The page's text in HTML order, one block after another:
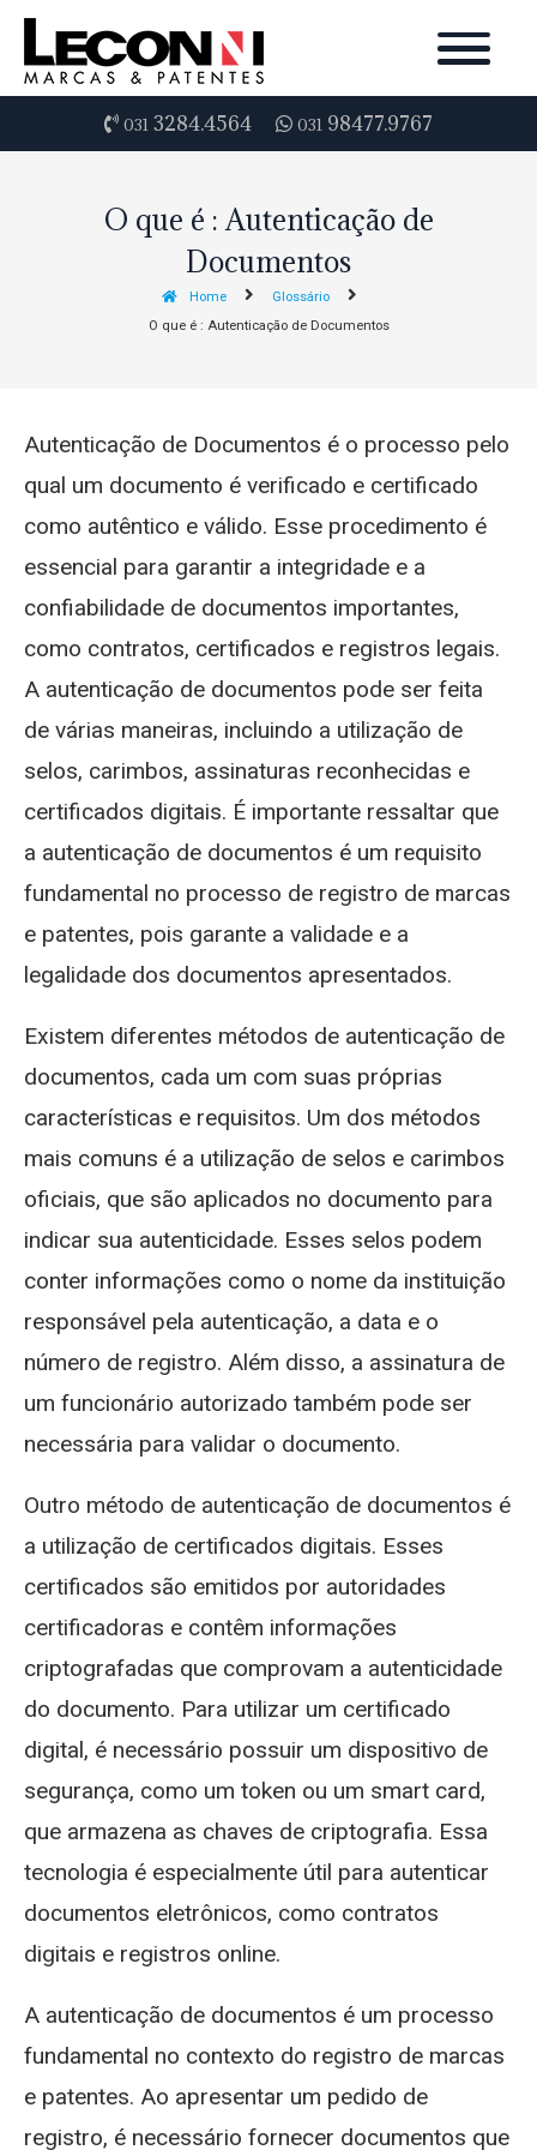
031 3284.4564 031 98477.9767
O que é : Autenticação de
Documentos
Home
Glossário
O que é : Autenticação de Documentos
Autenticação de Documentos é o processo pelo
qual um documento é verificado e certificado
como autêntico e válido. Esse procedimento é
essencial para garantir a integridade e a
confiabilidade de documentos importantes,
como contratos, certificados e registros legais.
A autenticação de documentos pode ser feita
de várias maneiras, incluindo a utilização de
selos, carimbos, assinaturas reconhecidas e
certificados digitais. É importante ressaltar que
a autenticação de documentos é um requisito
fundamental no processo de registro de marcas
e patentes, pois garante a validade e a
legalidade dos documentos apresentados.
Existem diferentes métodos de autenticação de
documentos, cada um com suas próprias
características e requisitos. Um dos métodos
mais comuns é a utilização de selos e carimbos
oficiais, que são aplicados no documento para
indicar sua autenticidade. Esses selos podem
conter informações como o nome da instituição
responsável pela autenticação, a data e o
número de registro. Além disso, a assinatura de
um funcionário autorizado também pode ser
necessária para validar o documento.
Outro método de autenticação de documentos é
a utilização de certificados digitais. Esses
certificados são emitidos por autoridades
certificadoras e contêm informações
criptografadas que comprovam a autenticidade
do documento. Para utilizar um certificado
digital, é necessário possuir um dispositivo de
segurança, como um token ou um smart card,
que armazena as chaves de criptografia. Essa
tecnologia é especialmente útil para autenticar
documentos eletrônicos, como contratos
digitais e registros online.
A autenticação de documentos é um processo
fundamental no contexto do registro de marcas
e patentes. Ao apresentar um pedido de
registro, é necessário fornecer documentos que